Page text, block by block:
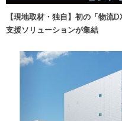
【現地取材・独自】初の「物流
支援ソリューションが集結